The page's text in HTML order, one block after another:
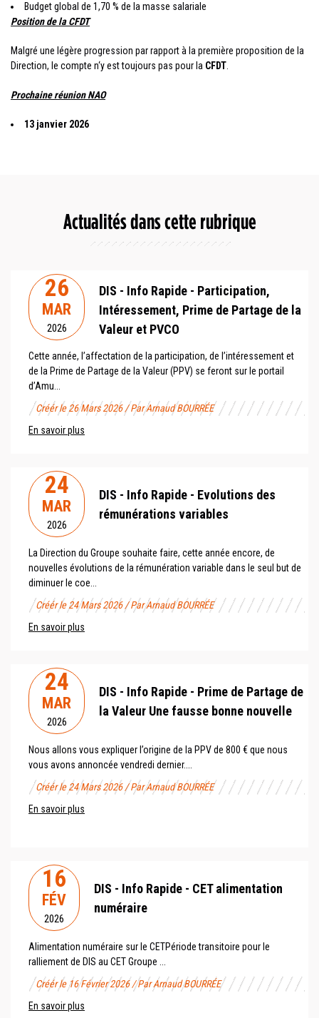
Budget global de 1,70 % de la masse salariale
Position de la CFDT
Malgré une légère progression par rapport à la première proposition de la
Direction, le compte n‘y est toujours pas pour la CFDT
Prochaine réunion NAO
13 janvier 2026
Actualités dans cette rubrique
26
MAR
2026
DIS - Info Rapide - Participation,
Intéressement, Prime de Partage de la
Valeur et PVCO
Cette année, l’affectation de la participation, de l’intéressement et
de la Prime de Partage de la Valeur (PPV) se feront sur le portail
d’Amu...
Créér le 26 Mars 2026 / Par Arnaud BOURRÉE
En savoir plus
24
MAR
2026
DIS - Info Rapide - Evolutions des
rémunérations variables
La Direction du Groupe souhaite faire, cette année encore, de
nouvelles évolutions de la rémunération variable dans le seul but de
diminuer le coe...
Créér le 24 Mars 2026 / Par Arnaud BOURRÉE
En savoir plus
24
MAR
2026
DIS - Info Rapide - Prime de Partage de
la Valeur Une fausse bonne nouvelle
Nous allons vous expliquer l’origine de la PPV de 800 € que nous
vous avons annoncée vendredi dernier....
Créér le 24 Mars 2026 / Par Arnaud BOURRÉE
En savoir plus
16
FÉV
2026
DIS - Info Rapide - CET alimentation
numéraire
Alimentation numéraire sur le CET Période transitoire pour le
ralliement de DIS au CET Groupe ...
Créér le 16 Février 2026 / Par Arnaud BOURRÉE
En savoir plus